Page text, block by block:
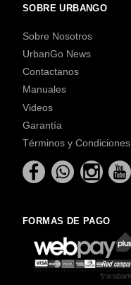
SOBRE URBANGO
Sobre Nosotros
UrbanGo News
Contactanos
Manuales
Videos
Garantía
Términos y Condiciones
FORMAS DE PAGO